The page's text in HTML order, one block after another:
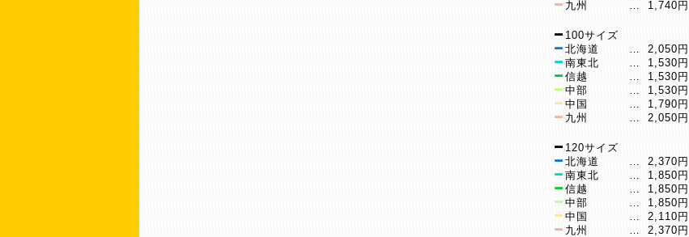
九州
… 1,740円
100サイズ
北海道
… 2,050円
南東北
… 1,530円
信越
… 1,530円
中部
… 1,530円
中国
… 1,790円
九州
… 2,050円
120サイズ
北海道
… 2,370円
南東北
… 1,850円
信越
… 1,850円
中部
… 1,850円
中国
… 2,110円
九州
… 2,370円